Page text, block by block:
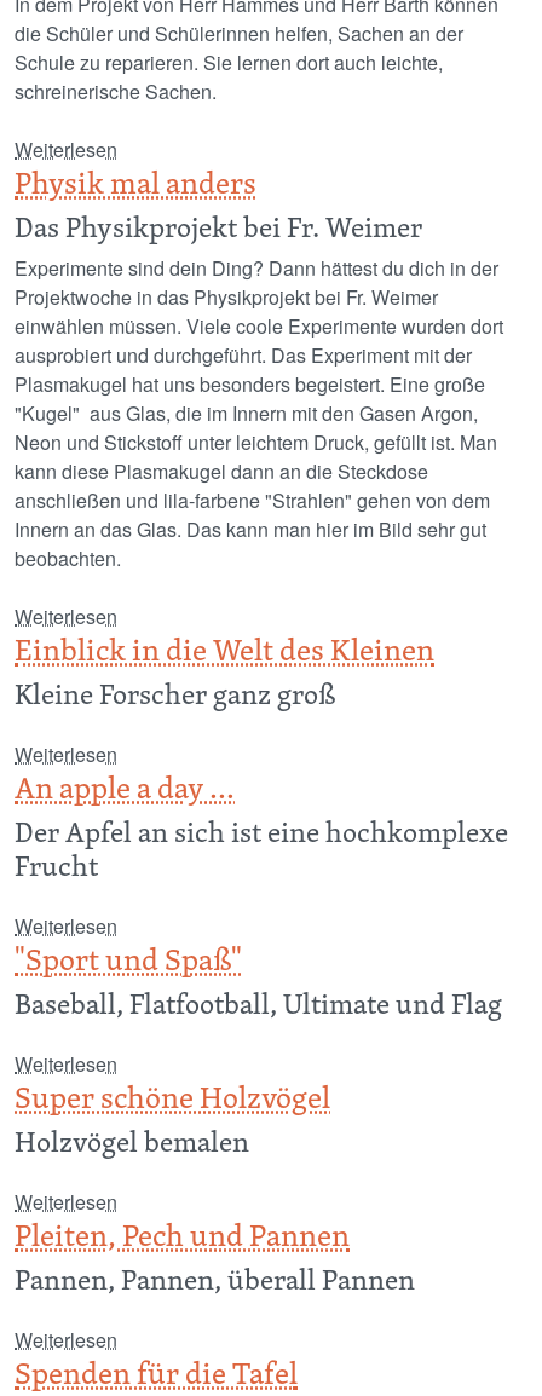
die Schüler und Schülerinnen helfen, Sachen an der
Schule zu reparieren. Sie lernen dort auch leichte,
schreinerische Sachen.
Weiterlesen
Physik mal anders
Das Physikprojekt bei Fr. Weimer
Experimente sind dein Ding? Dann hättest du dich in der
Projektwoche in das Physikprojekt bei Fr. Weimer
einwählen müssen. Viele coole Experimente wurden dort
ausprobiert und durchgeführt. Das Experiment mit der
Plasmakugel hat uns besonders begeistert. Eine große
"Kugel" aus Glas, die im Innern mit den Gasen Argon,
Neon und Stickstoff unter leichtem Druck, gefüllt ist. Man
kann diese Plasmakugel dann an die Steckdose
anschließen und lila-farbene "Strahlen" gehen von dem
Innern an das Glas. Das kann man hier im Bild sehr gut
beobachten.
Weiterlesen
Einblick in die Welt des Kleinen
Kleine Forscher ganz groß
Weiterlesen
An apple a day ...
Der Apfel an sich ist eine hochkomplexe
Frucht
Weiterlesen
"Sport und Spaß"
Baseball, Flatfootball, Ultimate und Flag
Weiterlesen
Super schöne Holzvögel
Holzvögel bemalen
Weiterlesen
Pleiten, Pech und Pannen
Pannen, Pannen, überall Pannen
Weiterlesen
Spenden für die Tafel